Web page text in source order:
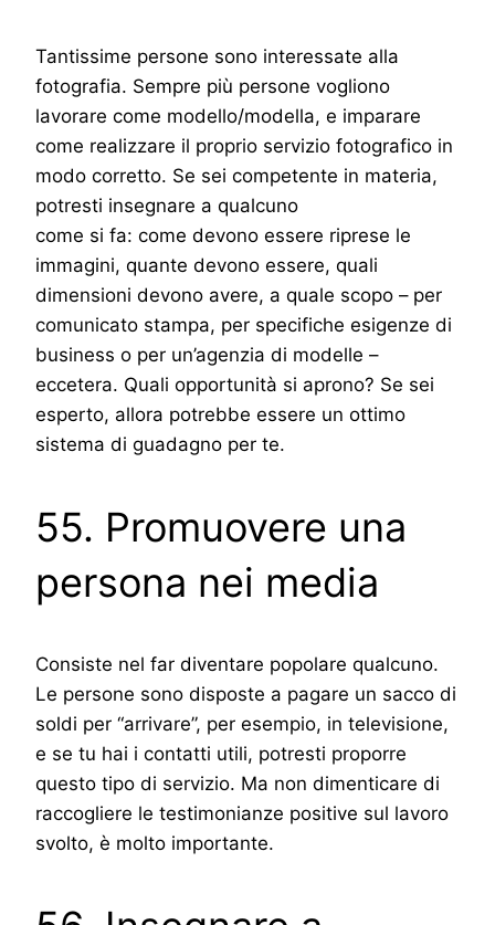
Tantissime persone sono interessate alla
fotografia. Sempre più persone vogliono
lavorare come modello/modella, e imparare
come realizzare il proprio servizio fotografico in
modo corretto. Se sei competente in materia,
potresti insegnare a qualcuno
come si fa: come devono essere riprese le
immagini, quante devono essere, quali
dimensioni devono avere, a quale scopo – per
comunicato stampa, per specifiche esigenze di
business o per un’agenzia di modelle –
eccetera. Quali opportunità si aprono? Se sei
esperto, allora potrebbe essere un ottimo
sistema di guadagno per te.
55. Promuovere una
persona nei media
Consiste nel far diventare popolare qualcuno.
Le persone sono disposte a pagare un sacco di
soldi per “arrivare”, per esempio, in televisione,
e se tu hai i contatti utili, potresti proporre
questo tipo di servizio. Ma non dimenticare di
raccogliere le testimonianze positive sul lavoro
svolto, è molto importante.